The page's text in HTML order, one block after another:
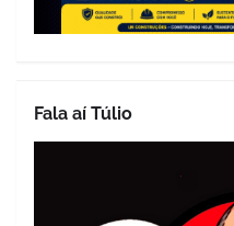
Fala aí Túlio